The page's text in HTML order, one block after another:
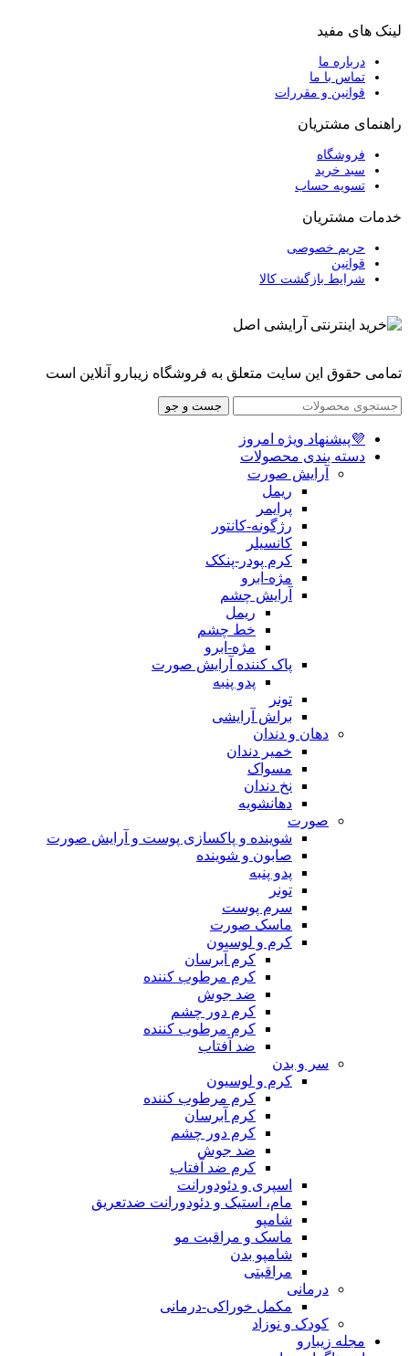
لینک های مفید
درباره ما
تماس با ما
قوانین و مقررات
راهنمای مشتریان
فروشگاه
سبد خرید
تسویه حساب
خدمات مشتریان
حریم خصوصی
قوانین
شرایط بازگشت کالا
تمامی حقوق این سایت متعلق به فروشگاه زیبارو آنلاین است
جست و جو
💜پیشنهاد ویژه امروز
دسته بندی محصولات
آرایش صورت
ریمل
پرایمر
رژگونه-کانتور
کانسیلر
کرم پودر-پنکک
مژه-ابرو
آرایش چشم
ریمل
خط چشم
مژه-ابرو
پاک کننده آرایش صورت
پدو پنبه
تونر
براش آرایشی
دهان و دندان
خمیر دندان
مسواک
نخ دندان
دهانشویه
صورت
شوینده و پاکسازی پوست و آرایش صورت
صابون و شوینده
پدو پنبه
تونر
سرم پوست
ماسک صورت
کرم و لوسیون
کرم آبرسان
کرم مرطوب کننده
ضد جوش
کرم دور چشم
کرم مرطوب کننده
ضد آفتاب
سر و بدن
کرم و لوسیون
کرم مرطوب کننده
کرم آبرسان
کرم دور چشم
ضد جوش
کرم ضد آفتاب
اسپری و دئودورانت
مام، استیک و دئودورانت ضدتعریق
شامپو
ماسک و مراقبت مو
شامپو بدن
مراقبتی
درمانی
مکمل خوراکی-درمانی
کودک و نوزاد
مجله زیبارو